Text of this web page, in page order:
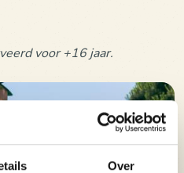
Over
voor +16 jaar.